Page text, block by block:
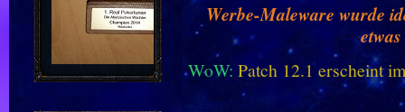
Werbe-Maleware wurde
WoW: Patch 12.1 erscheint